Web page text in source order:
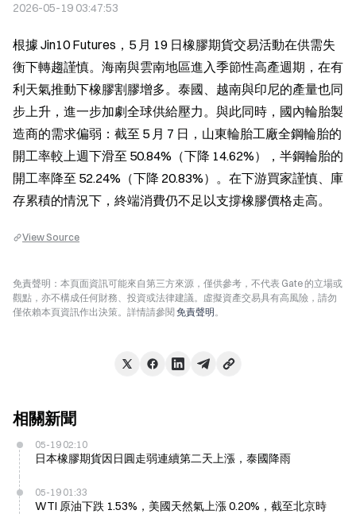
2026-05-19 03:47:53
根據 Jin10 Futures，5 月 19 日橡膠期貨交易活動在供需失
衡下轉趨謹慎。海南與雲南地區進入季節性高產週期，在有
利天氣推動下橡膠割膠增多。泰國、越南與印尼的產量也同
步上升，進一步加劇全球供給壓力。與此同時，國內輪胎製
造商的需求偏弱：截至 5 月 7 日，山東輪胎工廠全鋼輪胎的
開工率較上週下滑至 50.84%（下降 14.62%），半鋼輪胎的
開工率降至 52.24%（下降 20.83%）。在下游買家謹慎、庫
存累積的情況下，終端消費仍不足以支撐橡膠價格走高。
View Source
免責聲明：本頁面資訊可能來自第三方來源，僅供參考，不代表 Gate 的立場或
觀點，亦不構成任何財務、投資或法律建議。虛擬資產交易具有高風險，請勿
僅依賴本頁資訊作出決策。詳情請參閱 免責聲明。
相關新聞
05-19 02:10
日本橡膠期貨因日圓走弱連續第二天上漲，泰國降雨
05-19 01:33
WTI 原油下跌 1.53%，美國天然氣上漲 0.20%，截至北京時